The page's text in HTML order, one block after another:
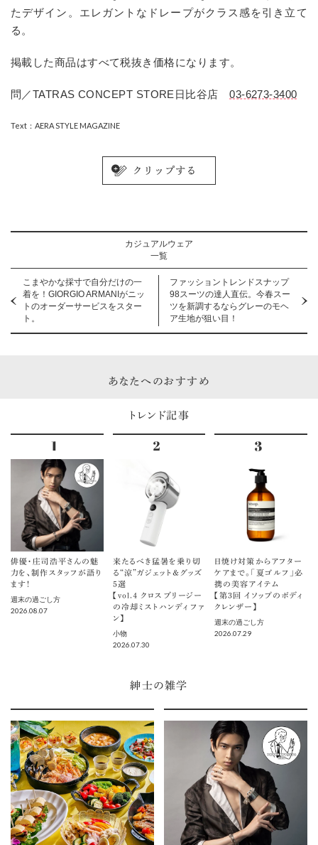
たデザイン。エレガントなドレープがクラス感を引き立て
る。
掲載した商品はすべて税抜き価格になります。
問／TATRAS CONCEPT STORE日比谷店03-6273-3400
Text：AERA STYLE MAGAZINE
カジュアルウェア
一覧
こまやかな採寸で自分だけの一
着を！GIORGIO ARMANIがニッ
トのオーダーサービスをスター
ト。
ファッショントレンドスナップ
98スーツの達人直伝。今春スー
ツを新調するならグレーのモヘ
ア生地が狙い目！
あなたへのおすすめ
トレンド記事
俳優・庄司浩平さんの魅
力を、制作スタッフが語り
ます！
週末の過ごし方
2026.08.07
来たるべき猛暑を乗り切
る“涼”ガジェット＆グッズ
5選
【vol.４ クロスブリージー
の冷却ミストハンディファ
ン】
小物
2026.07.30
日焼け対策からアフター
ケアまで。「夏ゴルフ」必
携の美容アイテム
【第3回 イソップのボディ
クレンザー】
週末の過ごし方
2026.07.29
紳士の雑学